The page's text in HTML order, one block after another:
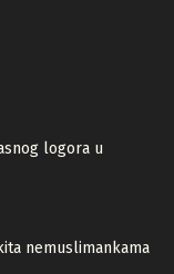
logora u
nemuslimankama